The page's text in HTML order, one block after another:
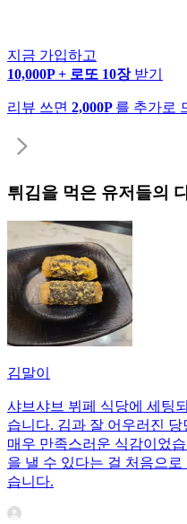
지금 가입하고
10,000P + 로또 10장 받기
리뷰 쓰면 2,000P 를 추가로
튀김을 먹은 유저들의
김말이
샤브샤브 뷔페 식당에 세팅
습니다. 김과 잘 어우러진
매우 만족스러운 식감이었
을 낼 수 있다는 걸 처음으
습니다.